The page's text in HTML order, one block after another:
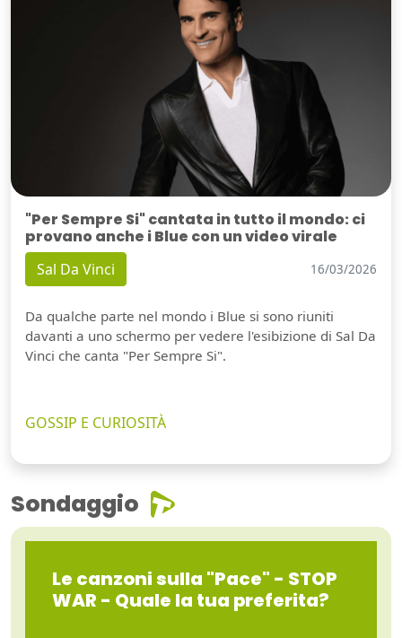
"Per Sempre Si" cantata in tutto il mondo: ci
provano anche i Blue con un video virale
Sal Da Vinci 16/03/2026
Da qualche parte nel mondo i Blue si sono riuniti
davanti a uno schermo per vedere l'esibizione di Sal Da
Vinci che canta "Per Sempre Si".
GOSSIP E CURIOSITÀ
Sondaggio
Le canzoni sulla "Pace" - STOP
WAR - Quale la tua preferita?